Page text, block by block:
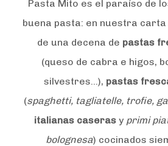
Pasta Mito es el paraíso de
buena pasta: en nuestra
de una decena de pastas
(queso de cabra e higos,
silvestres…), pastas
(spaghetti, tagliatelle, trofie,
italianas caseras y primi
bolognesa) cocinados